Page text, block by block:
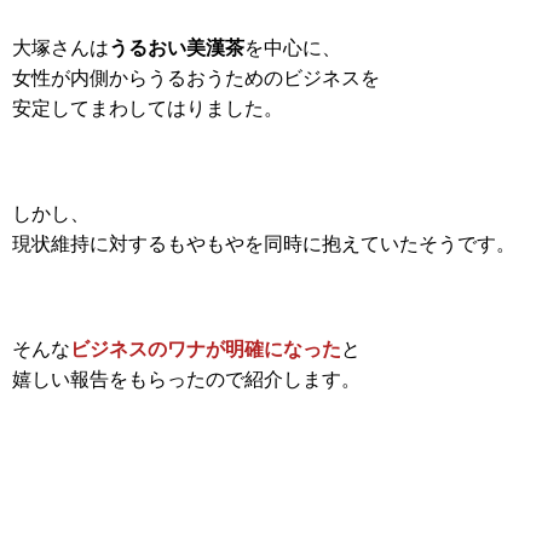
大塚さんはうるおい美漢茶を中心に、
女性が内側からうるおうためのビジネスを
安定してまわしてはりました。
しかし、
現状維持に対するもやもやを同時に抱えていたそうです。
そんな ビジネスのワナが明確になったと
嬉しい報告をもらったので紹介します。